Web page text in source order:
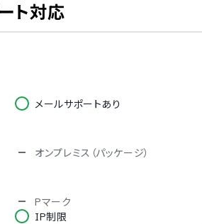
ト対応
メールサポートあり
オンプレミス（パッケージ）
Pマーク
IP制限